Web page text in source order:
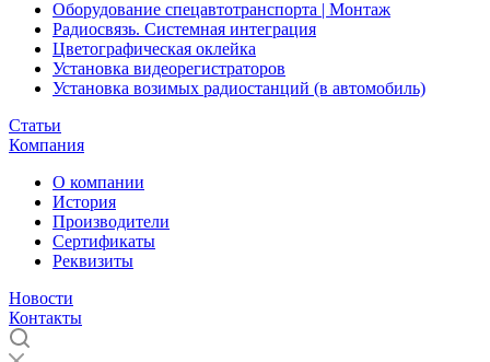
Оборудование спецавтотранспорта | Монтаж
Радиосвязь. Системная интеграция
Цветографическая оклейка
Установка видеорегистраторов
Установка возимых радиостанций (в автомобиль)
Статьи
Компания
О компании
История
Производители
Сертификаты
Реквизиты
Новости
Контакты